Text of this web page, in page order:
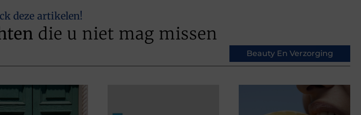
deze artikelen!
die u niet mag missen
Beauty En Verzorging